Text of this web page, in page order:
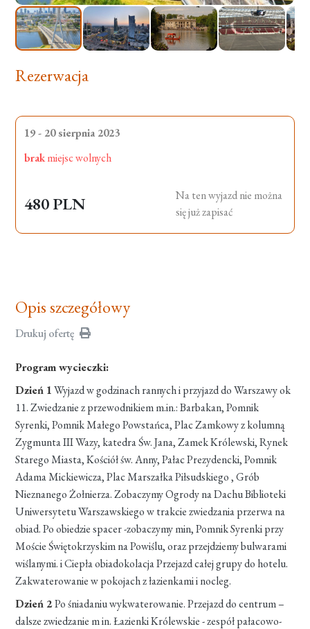
Rezerwacja
19 - 20 sierpnia 2023
brakmiejsc wolnych
480 PLN
Na ten wyjazd nie można
się już zapisać
Opis szczegółowy
Drukuj ofertę
Program wycieczki:
Dzień 1Wyjazd w godzinach rannych i przyjazd do Warszawy ok
11. Zwiedzanie z przewodnikiem m.in.: Barbakan, Pomnik
Syrenki, Pomnik Małego Powstańca, Plac Zamkowy z kolumną
Zygmunta III Wazy, katedra Św. Jana, Zamek Królewski, Rynek
Starego Miasta, Kościół św. Anny, Pałac Prezydencki, Pomnik
Adama Mickiewicza, Plac Marszałka Piłsudskiego , Grób
Nieznanego Żołnierza. Zobaczymy Ogrody na Dachu Biblioteki
Uniwersytetu Warszawskiego w trakcie zwiedzania przerwa na
obiad. Po obiedzie spacer -zobaczymy min, Pomnik Syrenki przy
Moście Świętokrzyskim na Powiślu, oraz przejdziemy bulwarami
wiślanymi. i Ciepła obiadokolacja Przejazd całej grupy do hotelu.
Zakwaterowanie w pokojach z łazienkami i nocleg.
Dzień 2Po śniadaniu wykwaterowanie. Przejazd do centrum –
dalsze zwiedzanie m in. Łazienki Królewskie - zespół pałacowo-